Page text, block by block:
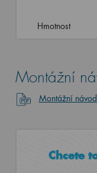
Hmotnost
Montážní
Montážní návod
Chcete